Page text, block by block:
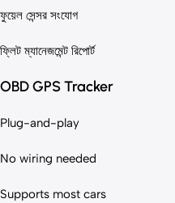
ফুয়েল সেন্সর সংযোগ
ফ্লিট ম্যানেজমেন্ট রিপোর্ট
OBD GPS Tracker
Plug-and-play
No wiring needed
Supports most cars